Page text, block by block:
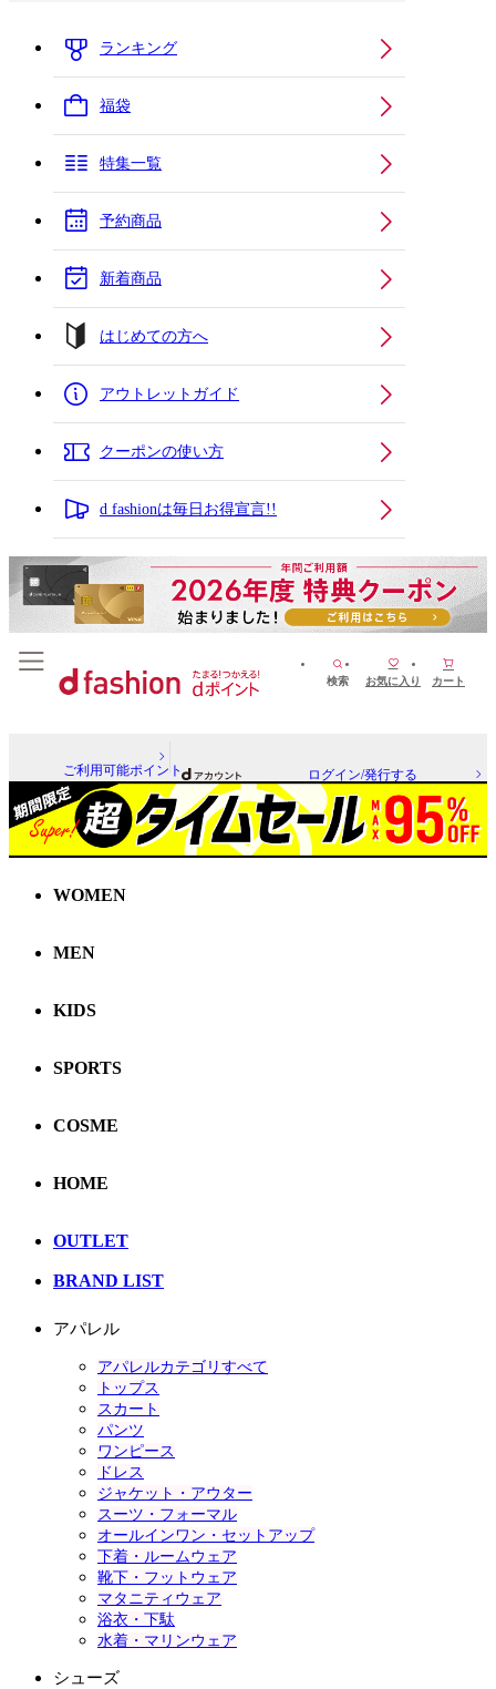
ランキング
福袋
特集一覧
予約商品
新着商品
はじめての方へ
アウトレットガイド
クーポンの使い方
d fashionは毎日お得宣言!!
検索 お気に入り カート
ご利用可能ポイント ログイン/発行する
WOMEN
MEN
KIDS
SPORTS
COSME
HOME
OUTLET
BRAND LIST
アパレル
アパレルカテゴリすべて
トップス
スカート
パンツ
ワンピース
ドレス
ジャケット・アウター
スーツ・フォーマル
オールインワン・セットアップ
下着・ルームウェア
靴下・フットウェア
マタニティウェア
浴衣・下駄
水着・マリンウェア
シューズ